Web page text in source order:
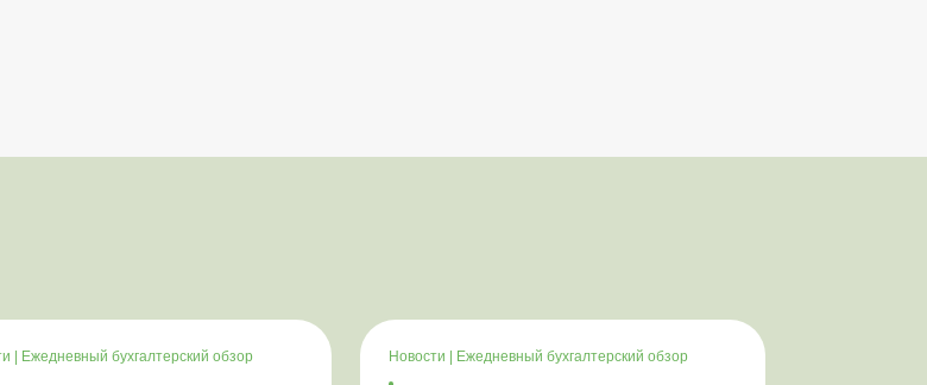
Ежедневный бухгалтерский обзор Новости Ежедневный бухгалтерский обзор